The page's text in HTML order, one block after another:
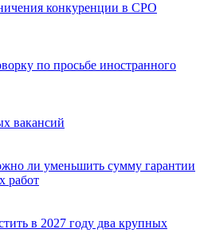
конкуренции в СРО
по просьбе иностранного
вакансий
ли уменьшить сумму гарантии
работ
в 2027 году два крупных